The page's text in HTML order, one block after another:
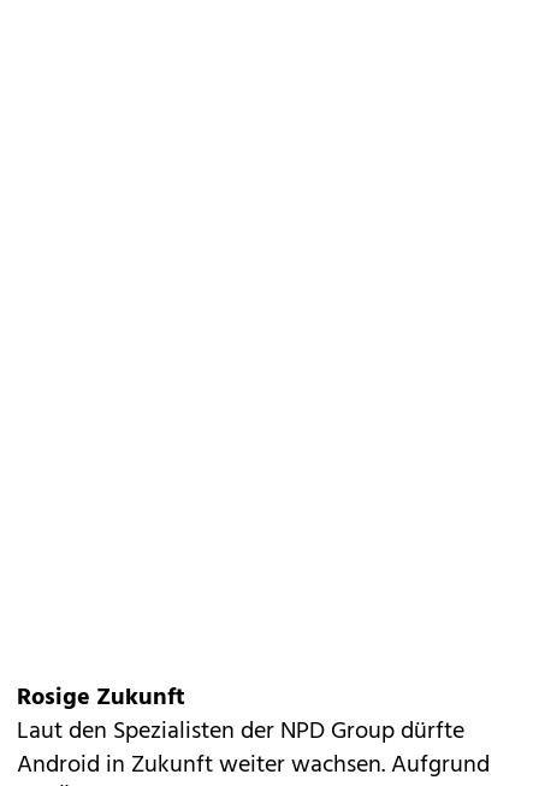
Rosige Zukunft
Laut den Spezialisten der NPD Group dürfte
Android in Zukunft weiter wachsen. Aufgrund